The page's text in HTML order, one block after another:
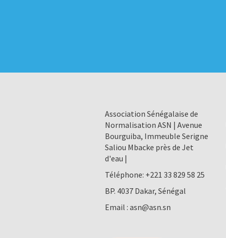
Association Sénégalaise de
Normalisation ASN | Avenue
Bourguiba, Immeuble Serigne
Saliou Mbacke près de Jet
d'eau |
Téléphone: +221 33 829 58 25
BP. 4037 Dakar, Sénégal
Email : asn@asn.sn